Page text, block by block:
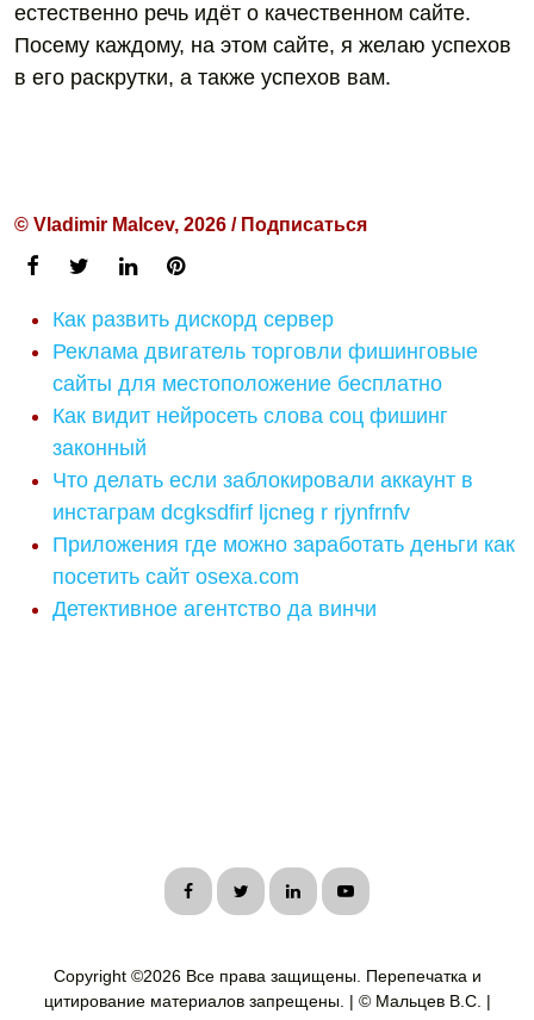
естественно речь идёт о качественном сайте.
Посему каждому, на этом сайте, я желаю успехов
в его раскрутки, а также успехов вам.
© Vladimir Malcev, 2026 / Подписаться
Как развить дискорд сервер
Реклама двигатель торговли фишинговые
сайты для местоположение бесплатно
Как видит нейросеть слова соц фишинг
законный
Что делать если заблокировали аккаунт в
инстаграм dcgksdfirf ljcneg r rjynfrnfv
Приложения где можно заработать деньги как
посетить сайт osexa.com
Детективное агентство да винчи
Copyright ©2026 Все права защищены. Перепечатка и
цитирование материалов запрещены. | © Мальцев В.С. |